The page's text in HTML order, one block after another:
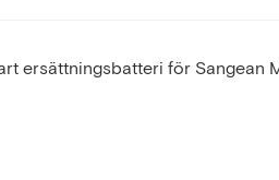
ersättningsbatteri för Sangean